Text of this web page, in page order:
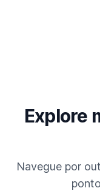
Explore
Navegue por